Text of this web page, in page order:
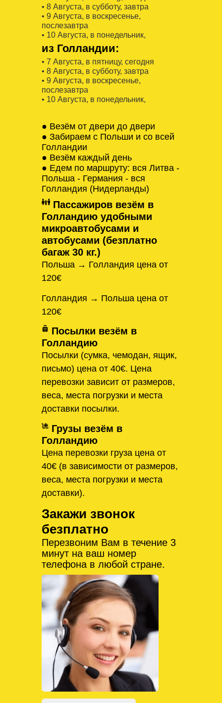
• 8 Августa, в субботу, завтра
• 9 Августa, в воскресенье,
послезавтра
• 10 Августa, в понедельник,
из Голландии:
• 7 Августa, в пятницу, сегодня
• 8 Августa, в субботу, завтра
• 9 Августa, в воскресенье,
послезавтра
• 10 Августa, в понедельник,
● Везём от двери до двери
● Забираем с Польши и со всей
Голландии
● Везём каждый день
● Едем по маршруту: вся Литва -
Польша - Германия - вся
Голландия (Нидерланды)
Пассажиров везём в
Голландию удобными
микроавтобусами и
автобусами (безплатно
багаж 30 кг.)
Польша → Голландия цена от
120€
Голландия → Польша цена от
120€
Посылки везём в
Голландию
Посылки (сумка, чемодан, ящик,
письмо) цена от 40€. Цена
перевозки зависит от размеров,
веса, места погрузки и места
доставки посылки.
Грузы везём в
Голландию
Цена перевозки груза цена от
40€ (в зависимости от размеров,
веса, места погрузки и места
доставки).
Закажи звонок
безплатно
Перезвоним Вам в течение 3
минут на ваш номер
телефона в любой стране.